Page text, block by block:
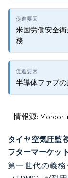
米国労働安全
務
半導体ファブ
情報源: Mordor
タイヤ空気圧監
フターマーケッ
第一世代の義